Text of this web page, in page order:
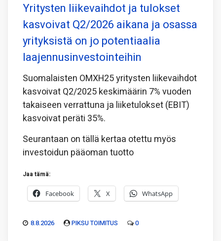
Yritysten liikevaihdot ja tulokset
kasvoivat Q2/2026 aikana ja osassa
yrityksistä on jo potentiaalia
laajennusinvestointeihin
Suomalaisten OMXH25 yritysten liikevaihdot
kasvoivat Q2/2025 keskimäärin 7% vuoden
takaiseen verrattuna ja liiketulokset (EBIT)
kasvoivat peräti 35%.
Seurantaan on tällä kertaa otettu myös
investoidun pääoman tuotto
Jaa tämä:
Facebook X WhatsApp
8.8.2026 PIKSU TOIMITUS 0